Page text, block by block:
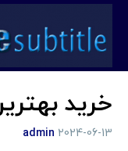
خرید بهترین
admin 2024-06-13